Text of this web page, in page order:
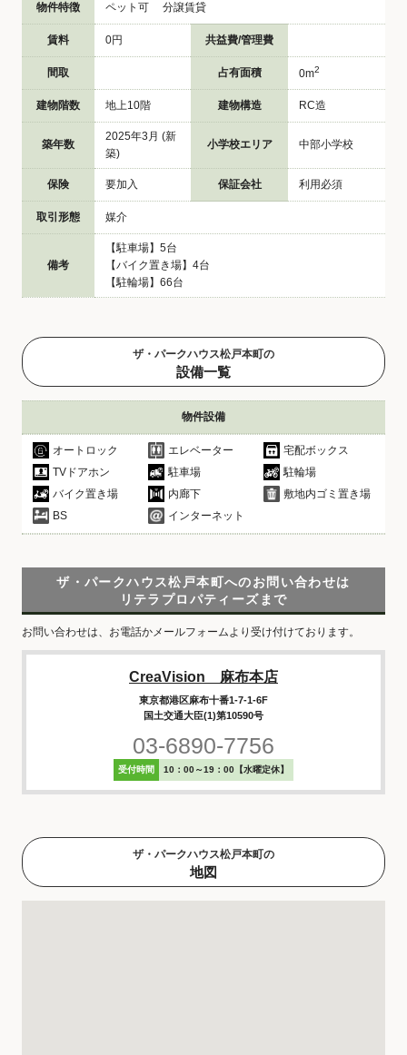
物件特徴 ペット可 分譲賃貸
賃料 0円 共益費/管理費
間取 占有面積 0m2
建物階数 地上10階 建物構造 RC造
築年数
2025年3月 (新
築)
小学校エリア 中部小学校
保険 要加入 保証会社 利用必須
取引形態 媒介
備考
【駐車場】5台
【バイク置き場】4台
【駐輪場】66台
ザ・パークハウス松戸本町の
設備一覧
物件設備
オートロック エレベーター
宅配ボックス
TVドアホン
駐車場
駐輪場
バイク置き場
内廊下
敷地内ゴミ置き場
BS
インターネット
ザ・パークハウス松戸本町へのお問い合わせは
リテラプロパティーズまで
お問い合わせは、お電話かメールフォームより受け付けております。
CreaVision 麻布本店
東京都港区麻布十番1-7-1-6F
国土交通大臣(1)第10590号
03-6890-7756
受付時間 10：00～19：00【水曜定休】
ザ・パークハウス松戸本町の
地図